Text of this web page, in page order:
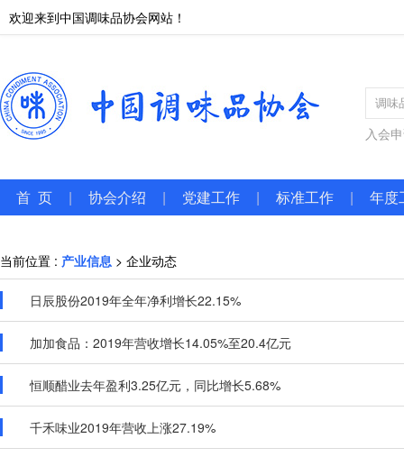
欢迎来到中国调味品协会网站！
入会
首 页 | 协会介绍 | 党建工作 | 标准工作 | 年度
当前位置 : 产业信息 > 企业动态
日辰股份2019年全年净利增长22.15%
加加食品：2019年营收增长14.05%至20.4亿元
恒顺醋业去年盈利3.25亿元，同比增长5.68%
千禾味业2019年营收上涨27.19%